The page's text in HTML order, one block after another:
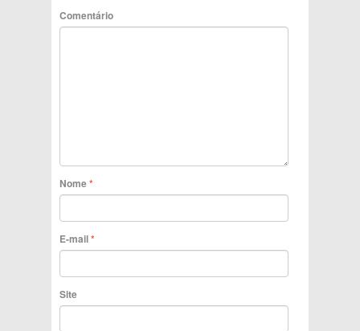
Comentário
Nome*
E-mail*
Site